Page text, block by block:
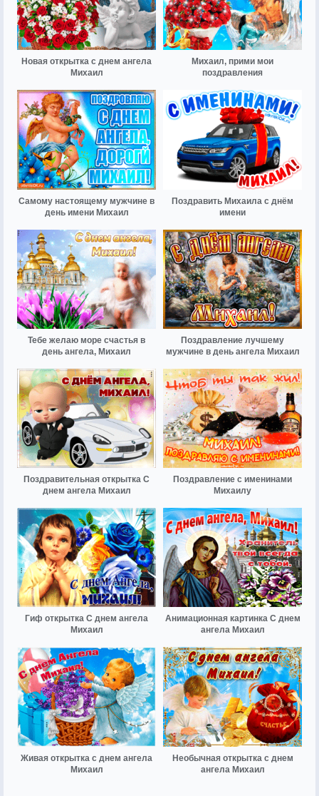
Новая открытка с днем ангела
Михаил
Михаил, прими мои
поздравления
Самому настоящему мужчине в
день имени Михаил
Поздравить Михаила с днём
имени
Тебе желаю море счастья в
день ангела, Михаил
Поздравление лучшему
мужчине в день ангела Михаил
Поздравительная открытка С
днем ангела Михаил
Поздравление с именинами
Михаилу
Гиф открытка С днем ангела
Михаил
Анимационная картинка С днем
ангела Михаил
Живая открытка с днем ангела
Михаил
Необычная открытка с днем
ангела Михаил